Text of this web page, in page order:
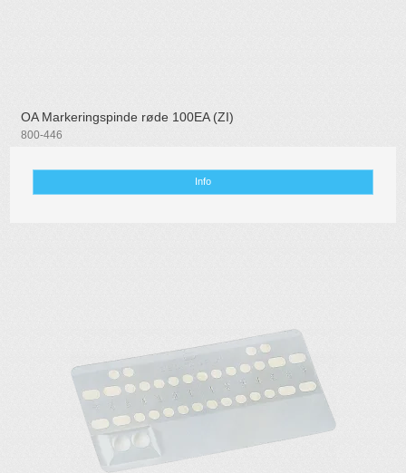
OA Markeringspinde røde 100EA (ZI)
800-446
Info